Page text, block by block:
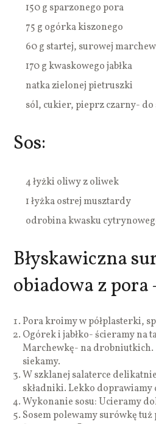
150 g sparzonego pora
75 g ogórka kiszonego
60 g startej, surowej
170 g kwaskowego jabłka
natka zielonej pietruszki
sól, cukier, pieprz czarny- do
Sos:
4 łyżki oliwy z oliwek
1 łyżka ostrej musztardy
odrobina kwasku
Błyskawiczna
obiadowa z pora
Pora kroimy w półplasterki,
Ogórek i jabłko- ścieramy na
Marchewkę- na
siekamy.
W szklanej salaterce
składniki. Lekko doprawiamy
Wykonanie sosu: Ucieramy
Sosem polewamy surówkę